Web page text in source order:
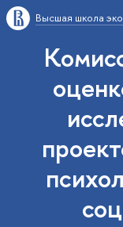
Высшая школа